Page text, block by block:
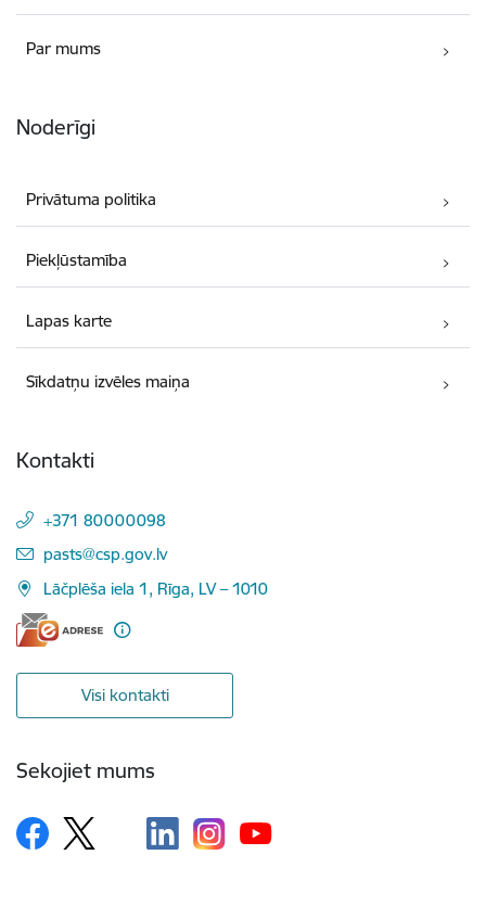
Par mums
Noderīgi
Privātuma politika
Piekļūstamība
Lapas karte
Sīkdatņu izvēles maiņa
Kontakti
+371 80000098
E-pasts:
pasts@csp.gov.lv
Lāčplēša iela 1, Rīga, LV – 1010
Visi kontakti
Sekojiet mums